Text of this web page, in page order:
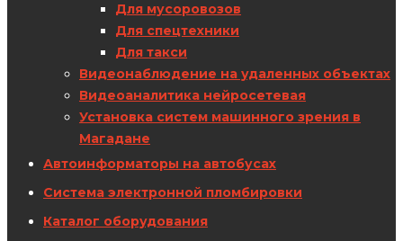
Для мусоровозов
Для спецтехники
Для такси
Видеонаблюдение на удаленных объектах
Видеоаналитика нейросетевая
Установка систем машинного зрения в
Магадане
Автоинформаторы на автобусах
Система электронной пломбировки
Каталог оборудования